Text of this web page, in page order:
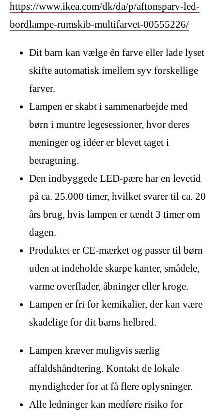
https://www.ikea.com/dk/da/p/aftonsparv-led-
bordlampe-rumskib-multifarvet-00555226/
Dit barn kan vælge én farve eller lade lyset
skifte automatisk imellem syv forskellige
farver.
Lampen er skabt i sammenarbejde med
børn i muntre legesessioner, hvor deres
meninger og idéer er blevet taget i
betragtning.
Den indbyggede LED-pære har en levetid
på ca. 25.000 timer, hvilket svarer til ca. 20
års brug, hvis lampen er tændt 3 timer om
dagen.
Produktet er CE-mærket og passer til børn
uden at indeholde skarpe kanter, smådele,
varme overflader, åbninger eller kroge.
Lampen er fri for kemikalier, der kan være
skadelige for dit barns helbred.
Lampen kræver muligvis særlig
affaldshåndtering. Kontakt de lokale
myndigheder for at få flere oplysninger.
Alle ledninger kan medføre risiko for